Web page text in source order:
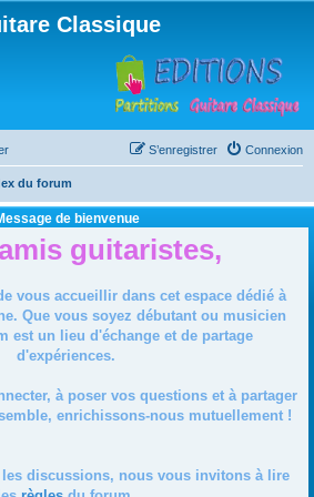
Classique
Connexion
S’enregistrer
du forum
de bienvenue
guitaristes,
vous accueillir dans cet espace dédié à
Que vous soyez débutant ou musicien
est un lieu d'échange et de partage
d'expériences.
à poser vos questions et à partager
enrichissons-nous mutuellement !
discussions, nous vous invitons à lire